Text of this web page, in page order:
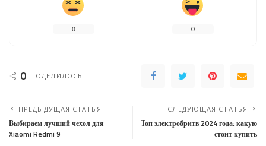
0 0
0 ПОДЕЛИЛОСЬ
ПРЕДЫДУЩАЯ СТАТЬЯ
Выбираем лучший чехол для
Xiaomi Redmi 9
СЛЕДУЮЩАЯ СТАТЬЯ
Топ электробритв 2024 года: какую
стоит купить